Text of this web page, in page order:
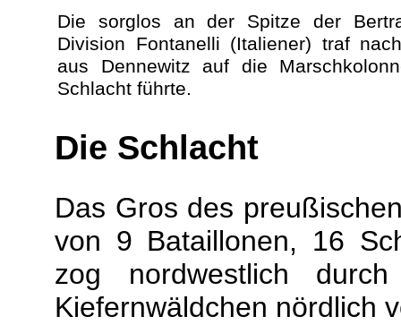
Die sorglos an der Spitze der
Division Fontanelli (Italiener) traf
aus Dennewitz auf die
Schlacht führte.
Die Schlacht
Das Gros des
von 9 Bataillonen, 16
zog nordwestlich
Kiefernwäldchen nördlich